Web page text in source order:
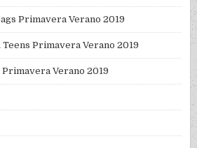
Primavera Verano 2019
Teens Primavera Verano 2019
Verano 2019